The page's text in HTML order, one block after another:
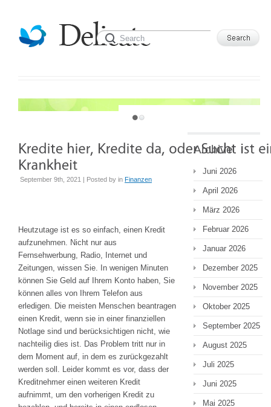
JUST ANOTHER WORDPRESS SITE
September 9th, 2021 | Posted by in Finanzen
Heutzutage ist es so einfach, einen Kredit
aufzunehmen. Nicht nur aus
Fernsehwerbung, Radio, Internet und
Zeitungen, wissen Sie. In wenigen Minuten
können Sie Geld auf Ihrem Konto haben, Sie
können alles von Ihrem Telefon aus
erledigen. Die meisten Menschen beantragen
einen Kredit, wenn sie in einer finanziellen
Notlage sind und berücksichtigen nicht, wie
nachteilig dies ist. Das Problem tritt nur in
dem Moment auf, in dem es zurückgezahlt
werden soll. Leider kommt es vor, dass der
Kreditnehmer einen weiteren Kredit
aufnimmt, um den vorherigen Kredit zu
Archive
Juni 2026
April 2026
März 2026
Februar 2026
Januar 2026
Dezember 2025
November 2025
Oktober 2025
September 2025
August 2025
Juli 2025
Juni 2025
Mai 2025